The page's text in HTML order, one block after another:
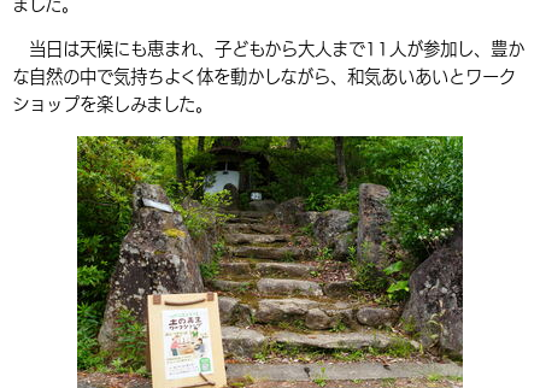
組織案内
選挙
相談・支援・情報
買う・おみやげ 四季のイベント・祭り
地方創生・地域活性化 広報・広聴
ました。
当日は天候にも恵まれ、子どもから大人まで11人が参加し、豊か
な自然の中で気持ちよく体を動かしながら、和気あいあいとワーク
ショップを楽しみました。